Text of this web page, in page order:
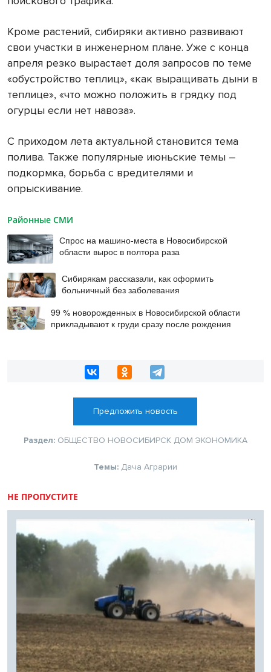
Кроме растений, сибиряки активно развивают
свои участки в инженерном плане. Уже с конца
апреля резко вырастает доля запросов по теме
«обустройство теплиц», «как выращивать дыни в
теплице», «что можно положить в грядку под
огурцы если нет навоза».
С приходом лета актуальной становится тема
полива. Также популярные июньские темы –
подкормка, борьба с вредителями и
опрыскивание.
Районные СМИ
Спрос на машино-места в Новосибирской
области вырос в полтора раза
Сибирякам рассказали, как оформить
больничный без заболевания
99 % новорожденных в Новосибирской области
прикладывают к груди сразу после рождения
Предложить новость
Раздел: ОБЩЕСТВО НОВОСИБИРСК ДОМ ЭКОНОМИКА
Темы: Дача Аграрии
НЕ ПРОПУСТИТЕ